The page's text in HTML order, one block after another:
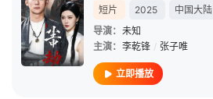
短片 2025
中国大陆
导演： 未知
主演： 李乾锋 / 张子唯
立即播放